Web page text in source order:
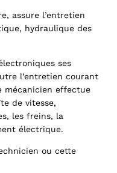
assure l’entretien
hydraulique des
ses
l’entretien courant
mécanicien effectue
de vitesse,
les freins, la
électrique.
ou cette